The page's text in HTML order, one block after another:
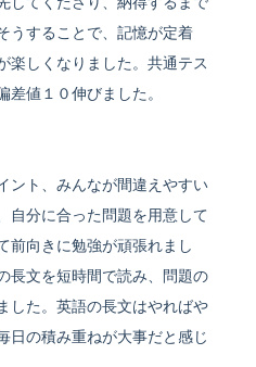
うすることで、記憶が定着
楽しくなりました。共通テス
差値１０伸びました。
ント、みんなが間違えやすい
自分に合った問題を用意して
前向きに勉強が頑張れまし
長文を短時間で読み、問題の
した。英語の長文はやればや
日の積み重ねが大事だと感じ